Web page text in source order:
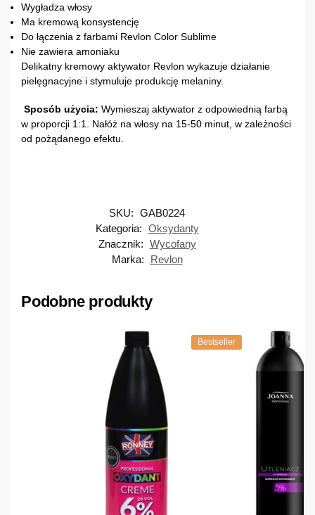
Wygładza włosy
Ma kremową konsystencję
Do łączenia z farbami Revlon Color Sublime
Nie zawiera amoniaku
Delikatny kremowy aktywator Revlon wykazuje działanie
pielęgnacyjne i stymuluje produkcję melaniny.
Sposób użycia: Wymieszaj aktywator z odpowiednią farbą
w proporcji 1:1. Nałóż na włosy na 15-50 minut, w zależności
od pożądanego efektu.
SKU: GAB0224
Kategoria: Oksydanty
Znacznik: Wycofany
Marka:
Revlon
Podobne produkty
Bestseller